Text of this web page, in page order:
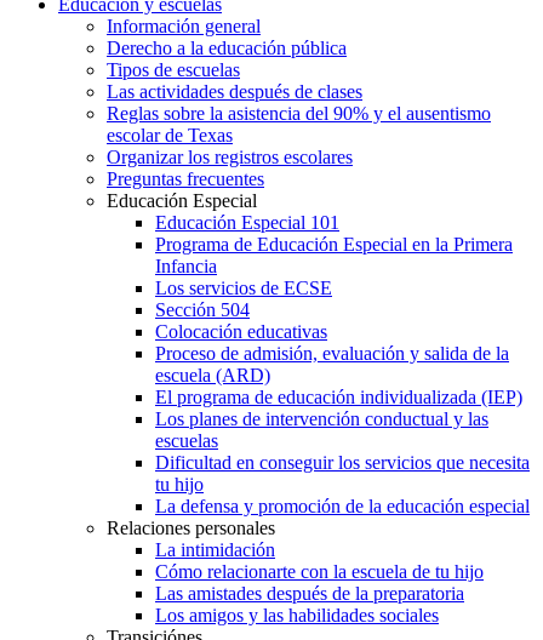
Información general
Derecho a la educación pública
Tipos de escuelas
Las actividades después de clases
Reglas sobre la asistencia del 90% y el ausentismo
escolar de Texas
Organizar los registros escolares
Preguntas frecuentes
Educación Especial
Educación Especial 101
Programa de Educación Especial en la Primera
Infancia
Los servicios de ECSE
Sección 504
Colocación educativas
Proceso de admisión, evaluación y salida de la
escuela (ARD)
El programa de educación individualizada (IEP)
Los planes de intervención conductual y las
escuelas
Dificultad en conseguir los servicios que necesita
tu hijo
La defensa y promoción de la educación especial
Relaciones personales
La intimidación
Cómo relacionarte con la escuela de tu hijo
Las amistades después de la preparatoria
Los amigos y las habilidades sociales